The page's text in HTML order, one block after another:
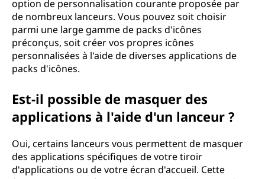
option de personnalisation courante proposée par
de nombreux lanceurs. Vous pouvez soit choisir
parmi une large gamme de packs d'icônes
préconçus, soit créer vos propres icônes
personnalisées à l'aide de diverses applications de
packs d'icônes.
Est-il possible de masquer des
applications à l'aide d'un lanceur ?
Oui, certains lanceurs vous permettent de masquer
des applications spécifiques de votre tiroir
d'applications ou de votre écran d'accueil. Cette